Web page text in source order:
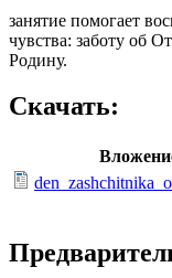
занятие помогает
чувства: заботу об
Родину.
Скачать: